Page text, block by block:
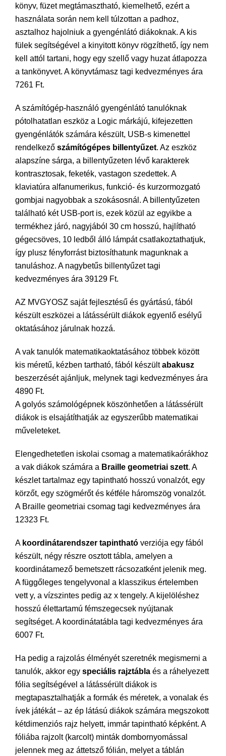
könyv, füzet megtámasztható, kiemelhető, ezért a
használata során nem kell túlzottan a padhoz,
asztalhoz hajolniuk a gyengénlátó diákoknak. A kis
fülek segítségével a kinyitott könyv rögzíthető, így nem
kell attól tartani, hogy egy szellő vagy huzat átlapozza
a tankönyvet. A könyvtámasz tagi kedvezményes ára
7261 Ft.
A számítógép-használó gyengénlátó tanulóknak
pótolhatatlan eszköz a Logic márkájú, kifejezetten
gyengénlátók számára készült, USB-s kimenettel
rendelkező számítógépes billentyűzet. Az eszköz
alapszíne sárga, a billentyűzeten lévő karakterek
kontrasztosak, feketék, vastagon szedettek. A
klaviatúra alfanumerikus, funkció- és kurzormozgató
gombjai nagyobbak a szokásosnál. A billentyűzeten
található két USB-port is, ezek közül az egyikbe a
termékhez járó, nagyjából 30 cm hosszú, hajlítható
gégecsöves, 10 ledből álló lámpát csatlakoztathatjuk,
így plusz fényforrást biztosíthatunk magunknak a
tanuláshoz. A nagybetűs billentyűzet tagi
kedvezményes ára 39129 Ft.
AZ MVGYOSZ saját fejlesztésű és gyártású, fából
készült eszközei a látássérült diákok egyenlő esélyű
oktatásához járulnak hozzá.
A vak tanulók matematikaoktatásához többek között
kis méretű, kézben tartható, fából készültabakusz
beszerzését ajánljuk, melynek tagi kedvezményes ára
4890 Ft.
A golyós számológépnek köszönhetően a látássérült
diákok is elsajátíthatják az egyszerűbb matematikai
műveleteket.
Elengedhetetlen iskolai csomag a matematikaórákhoz
a vak diákok számára a Braille geometriai szett. A
készlet tartalmaz egy tapintható hosszú vonalzót, egy
körzőt, egy szögmérőt és kétféle háromszög vonalzót.
A Braille geometriai csomag tagi kedvezményes ára
12323 Ft.
A koordinátarendszer tapintható verziója egy fából
készült, négy részre osztott tábla, amelyen a
koordinátamező bemetszett rácsozatként jelenik meg.
A függőleges tengelyvonal a klasszikus értelemben
vett y, a vízszintes pedig az x tengely. A kijelöléshez
hosszú élettartamú fémszegecsek nyújtanak
segítséget. A koordinátatábla tagi kedvezményes ára
6007 Ft.
Ha pedig a rajzolás élményét szeretnék megismerni a
tanulók, akkor egy speciális rajztábla és a ráhelyezett
fólia segítségével a látássérült diákok is
megtapasztalhatják a formák és méretek, a vonalak és
ívek játékát – az ép látású diákok számára megszokott
kétdimenziós rajz helyett, immár tapintható képként. A
fóliába rajzolt (karcolt) minták dombornyomással
jelennek meg az áttetsző fólián, melyet a táblán